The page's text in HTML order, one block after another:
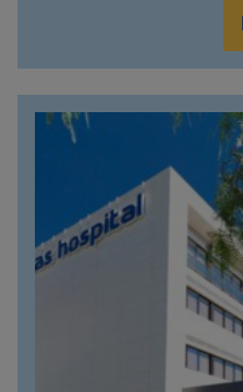
635319819